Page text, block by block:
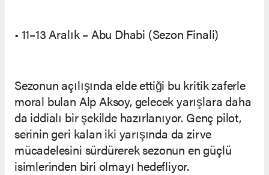
• 11–13 Aralık – Abu Dhabi (Sezon Finali)
Sezonun açılışında elde ettiği bu kritik zaferle
moral bulan Alp Aksoy, gelecek yarışlara daha
da iddialı bir şekilde hazırlanıyor. Genç pilot,
serinin geri kalan iki yarışında da zirve
mücadelesini sürdürerek sezonun en güçlü
isimlerinden biri olmayı hedefliyor.